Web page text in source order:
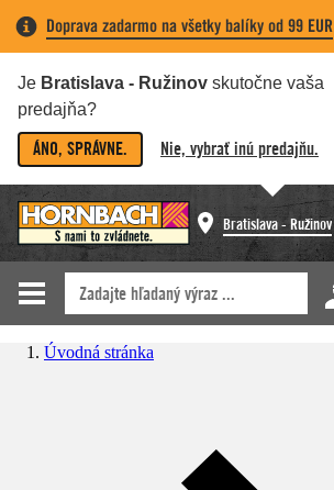
Doprava zadarmo na všetky balíky od 99 EUR
Je Bratislava - Ružinov skutočne vaša
predajňa?
ÁNO, SPRÁVNE. Nie, vybrať inú predajňu.
Bratislava - Ružinov
Úvodná stránka